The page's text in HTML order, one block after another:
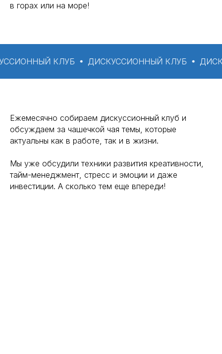
в горах или на море!
КЛУБ ДИСКУССИОННЫЙ КЛУБ
Ежемесячно собираем дискуссионный клуб и
обсуждаем за чашечкой чая темы, которые
актуальны как в работе, так и в жизни.
Мы уже обсудили техники развития креативности,
тайм-менеджмент, стресс и эмоции и даже
инвестиции. А сколько тем еще впереди!